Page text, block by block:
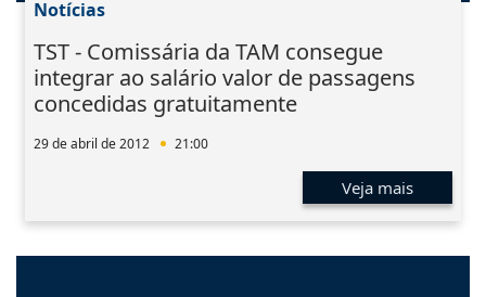
Notícias
TST - Comissária da TAM consegue
integrar ao salário valor de passagens
concedidas gratuitamente
29 de abril de 2012 21:00
Veja mais